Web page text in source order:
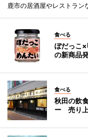
鹿市の居酒屋やレストラン
食べる
ぼだっこ
の新商品
食べる
秋田の飲
ー 売り